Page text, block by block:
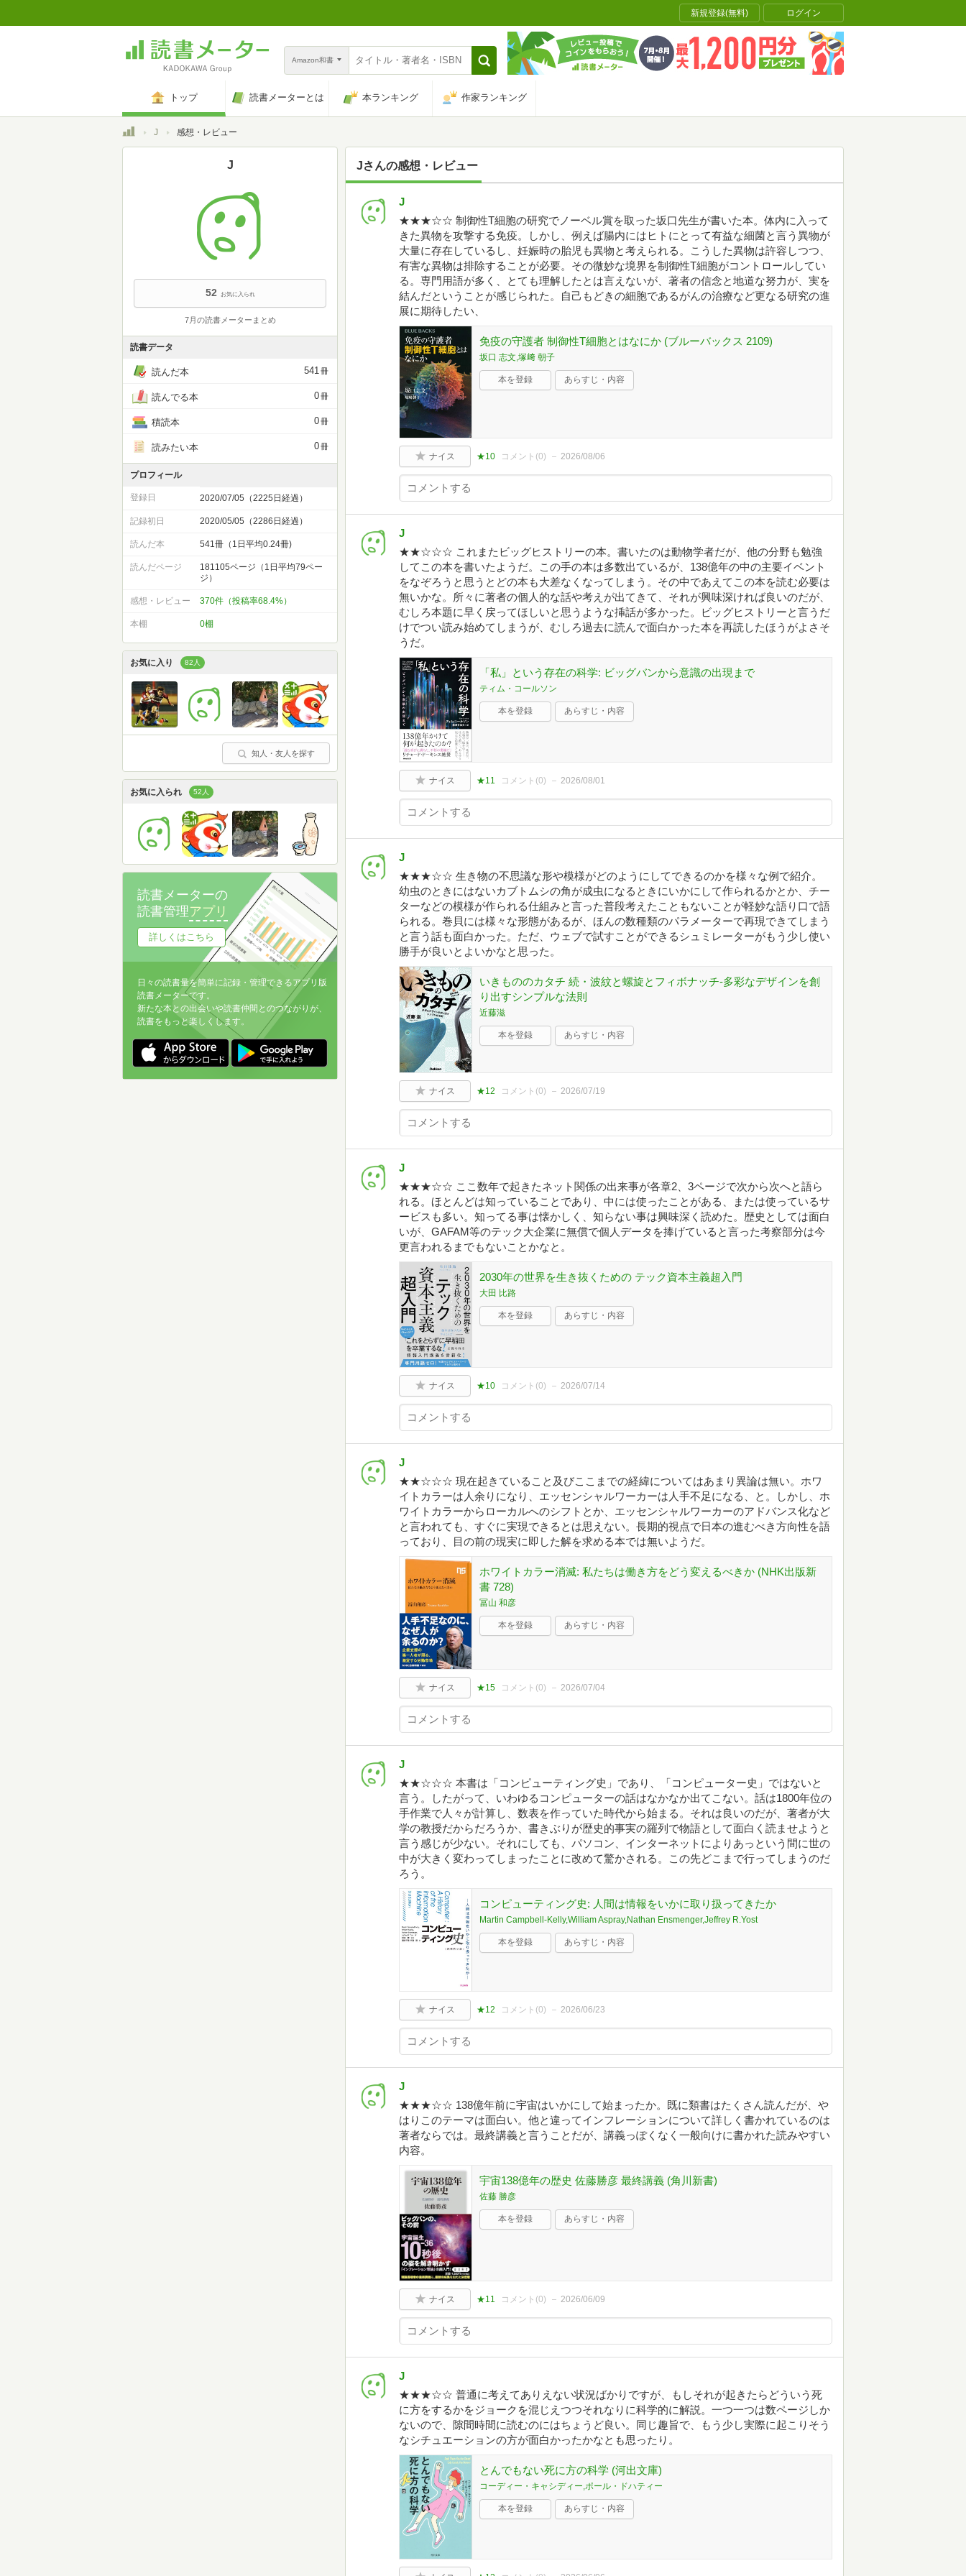
新規登録(無料) ログイン
Amazon和書
トップ 読書メーターとは 本ランキング 作家ランキング
トップ
J 感想・レビュー
Jさんの感想・レビュー
J
★★★☆☆ 制御性T細胞の研究でノーベル賞を取った坂口先生が書いた本。体内に入って
きた異物を攻撃する免疫。しかし、例えば腸内にはヒトにとって有益な細菌と言う異物が
大量に存在しているし、妊娠時の胎児も異物と考えられる。こうした異物は許容しつつ、
有害な異物は排除することが必要。その微妙な境界を制御性T細胞がコントロールしてい
る。専門用語が多く、とても理解したとは言えないが、著者の信念と地道な努力が、実を
結んだということが感じられた。自己もどきの細胞であるがんの治療など更なる研究の進
展に期待したい、
免疫の守護者 制御性T細胞とはなにか (ブルーバックス 2109)
坂口 志文,塚﨑 朝子
本を登録 あらすじ・内容
ナイス ★10 コメント(0) 2026/08/06
J
★★☆☆☆ これまたビッグヒストリーの本。書いたのは動物学者だが、他の分野も勉強
してこの本を書いたようだ。この手の本は多数出ているが、138億年の中の主要イベント
をなぞろうと思うとどの本も大差なくなってしまう。その中であえてこの本を読む必要は
無いかな。所々に著者の個人的な話や考えが出てきて、それが興味深ければ良いのだが、
むしろ本題に早く戻ってほしいと思うような挿話が多かった。ビッグヒストリーと言うだ
けでつい読み始めてしまうが、むしろ過去に読んで面白かった本を再読したほうがよさそ
うだ。
「私」という存在の科学: ビッグバンから意識の出現まで
ティム・コールソン
本を登録 あらすじ・内容
ナイス ★11 コメント(0) 2026/08/01
J
★★★☆☆ 生き物の不思議な形や模様がどのようにしてできるのかを様々な例で紹介。
幼虫のときにはないカブトムシの角が成虫になるときにいかにして作られるかとか、チー
ターなどの模様が作られる仕組みと言った普段考えたこともないことが軽妙な語り口で語
られる。巻貝には様々な形態があるが、ほんの数種類のパラメーターで再現できてしまう
と言う話も面白かった。ただ、ウェブで試すことができるシュミレーターがもう少し使い
勝手が良いとよいかなと思った。
いきもののカタチ 続・波紋と螺旋とフィボナッチ-多彩なデザインを創
り出すシンプルな法則
近藤滋
本を登録 あらすじ・内容
ナイス ★12 コメント(0) 2026/07/19
J
★★★☆☆ ここ数年で起きたネット関係の出来事が各章2、3ページで次から次へと語ら
れる。ほとんどは知っていることであり、中には使ったことがある、または使っているサ
ービスも多い。知ってる事は懐かしく、知らない事は興味深く読めた。歴史としては面白
いが、GAFAM等のテック大企業に無償で個人データを捧げていると言った考察部分は今
更言われるまでもないことかなと。
2030年の世界を生き抜くための テック資本主義超入門
大田 比路
本を登録 あらすじ・内容
ナイス ★10 コメント(0) 2026/07/14
J
★★☆☆☆ 現在起きていること及びここまでの経緯についてはあまり異論は無い。ホワ
イトカラーは人余りになり、エッセンシャルワーカーは人手不足になる、と。しかし、ホ
ワイトカラーからローカルへのシフトとか、エッセンシャルワーカーのアドバンス化など
と言われても、すぐに実現できるとは思えない。長期的視点で日本の進むべき方向性を語
っており、目の前の現実に即した解を求める本では無いようだ。
ホワイトカラー消滅: 私たちは働き方をどう変えるべきか (NHK出版新
書 728)
冨山 和彦
本を登録 あらすじ・内容
ナイス ★15 コメント(0) 2026/07/04
J
★★☆☆☆ 本書は「コンピューティング史」であり、「コンピューター史」ではないと
言う。したがって、いわゆるコンピューターの話はなかなか出てこない。話は1800年位の
手作業で人々が計算し、数表を作っていた時代から始まる。それは良いのだが、著者が大
学の教授だからだろうか、書きぶりが歴史的事実の羅列で物語として面白く読ませようと
言う感じが少ない。それにしても、パソコン、インターネットによりあっという間に世の
中が大きく変わってしまったことに改めて驚かされる。この先どこまで行ってしまうのだ
ろう。
コンピューティング史: 人間は情報をいかに取り扱ってきたか
Martin Campbell-Kelly,William Aspray,Nathan Ensmenger,Jeffrey R.Yost
本を登録 あらすじ・内容
ナイス ★12 コメント(0) 2026/06/23
J
★★★☆☆ 138億年前に宇宙はいかにして始まったか。既に類書はたくさん読んだが、や
はりこのテーマは面白い。他と違ってインフレーションについて詳しく書かれているのは
著者ならでは。最終講義と言うことだが、講義っぽくなく一般向けに書かれた読みやすい
内容。
宇宙138億年の歴史 佐藤勝彦 最終講義 (角川新書)
佐藤 勝彦
本を登録 あらすじ・内容
ナイス ★11 コメント(0) 2026/06/09
J
★★★☆☆ 普通に考えてありえない状況ばかりですが、もしそれが起きたらどういう死
に方をするかをジョークを混じえつつそれなりに科学的に解説。一つ一つは数ページしか
ないので、隙間時間に読むのにはちょうど良い。同じ趣旨で、もう少し実際に起こりそう
なシチュエーションの方が面白かったかなとも思ったり。
とんでもない死に方の科学 (河出文庫)
コーディー・キャシディー,ポール・ドハティー
本を登録 あらすじ・内容
J
52 お気に入られ
7月の読書メーターまとめ
読書データ
読んだ本 541冊
読んでる本 0冊
積読本 0冊
読みたい本 0冊
プロフィール
登録日 2020/07/05（2225日経過）
記録初日 2020/05/05（2286日経過）
読んだ本 541冊（1日平均0.24冊)
読んだページ
181105ページ（1日平均79ペー
ジ）
感想・レビュー 370件（投稿率68.4%）
本棚 0棚
お気に入り 82人
知人・友人を探す
お気に入られ 52人
読書メーターの
読書管理アプリ
詳しくはこちら
日々の読書量を簡単に記録・管理できるアプリ版
読書メーターです。
新たな本との出会いや読書仲間とのつながりが、
読書をもっと楽しくします。